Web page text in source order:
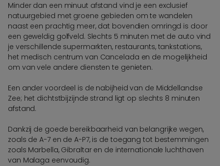
Minder dan een minuut afstand vind je een exclusief
natuurgebied met groene gebieden om te wandelen
naast een prachtig meer, dat bovendien omringd is door
een geweldig golfveld. Slechts 5 minuten met de auto vind
je verschillende supermarkten, restaurants, tankstations,
het medisch centrum van Cancelada en de mogelijkheid
om van vele andere diensten te genieten.
Een ander voordeel is de nabijheid van de Middellandse
Zee; het dichtstbijzijnde strand ligt op slechts 8 minuten
afstand.
Dankzij de goede bereikbaarheid van belangrijke wegen,
zoals de A-7 en de A-P7, is de toegang tot bestemmingen
zoals Marbella, Gibraltar en de internationale luchthaven
van Malaga eenvoudig.